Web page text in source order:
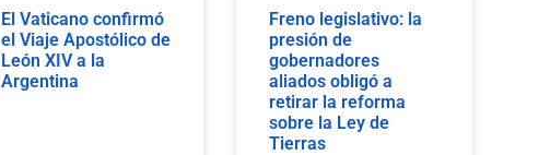
El Vaticano confirmó
el Viaje Apostólico de
León XIV a la
Argentina
Freno legislativo: la
presión de
gobernadores
aliados obligó a
retirar la reforma
sobre la Ley de
Tierras